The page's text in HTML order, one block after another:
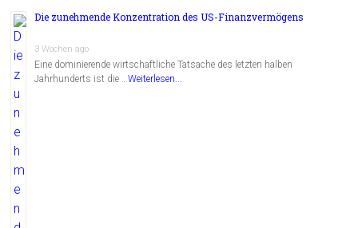
Die zunehmende Konzentration des US-Finanzvermögens
3 Wochen ago
Eine dominierende wirtschaftliche Tatsache des letzten halben
Jahrhunderts ist die …Weiterlesen...